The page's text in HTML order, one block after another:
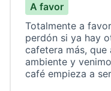
A favor
Totalmente a favor
perdón si ya hay
cafetera más, que
ambiente y
café empieza a